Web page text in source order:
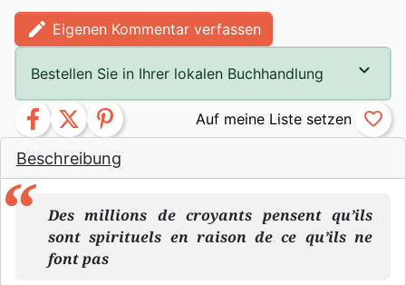
Beschreibung
Des millions de croyants pensent qu’ils
sont spirituels en raison de ce qu’ils ne
font pas
edit Eigenen Kommentar verfassen
Bestellen Sie in Ihrer lokalen Buchhandlung
facebook twitter pinterest favorite_border